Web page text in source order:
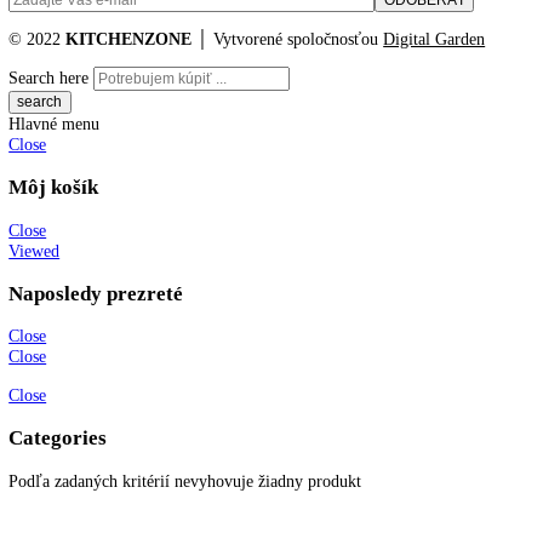
Naše značky
Najčastejšie otázky
Kontaktujte nás
Newsletter
Prihláste sa k odberu newslettera a získajte zaujímavé rady, prehľad o
všetkých novinkách, akciách a ponukách.
© 2022 KITCHENZONE
Search here
Close
Môj košík